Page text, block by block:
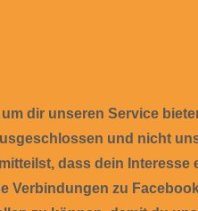
dir unseren Service
und nicht
dass dein
zu